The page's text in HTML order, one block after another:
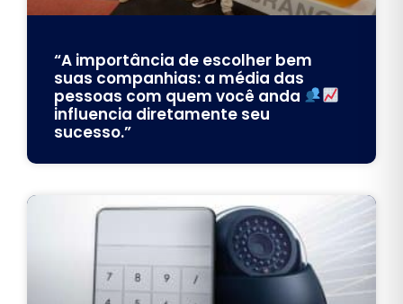
“A importância de escolher bem
suas companhias: a média das
pessoas com quem você anda
influencia diretamente seu
sucesso.”⠀